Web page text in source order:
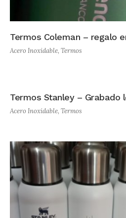
Termos Coleman – regalo
Acero Inoxidable, Termos
Termos Stanley – Grabado
Acero Inoxidable, Termos